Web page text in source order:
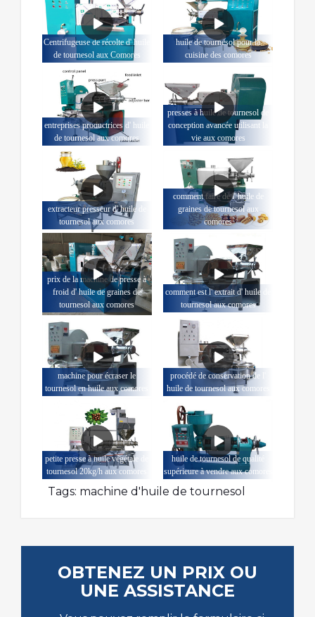
Centrifugeuse de récolte d' huile
de tournesol aux Comores
huile de tournesol pour la
cuisine des comores
entreprises productrices d' huile
de tournesol aux comores
presses à huile de tournesol de
conception avancée utilisant la
vie aux comores
extracteur presseur d' huile de
tournesol aux comores
comment faire de l' huile de
graines de tournesol aux
comores
prix de la machine de presse à
froid d' huile de graines de
tournesol aux comores
comment est l' extrait d' huile de
tournesol aux comores
machine pour écraser le
tournesol en huile aux comores
procédé de conservation de l'
huile de tournesol aux comores
petite presse à huile végétale de
tournesol 20kg/h aux comores
huile de tournesol de qualité
supérieure à vendre aux comores
Tags: machine d'huile de tournesol
OBTENEZ UN PRIX OU
UNE ASSISTANCE